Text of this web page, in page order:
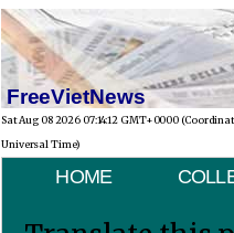
FreeVietNews
Sat Aug 08 2026 07:14:12 GMT+0000
Universal Time)
HOME